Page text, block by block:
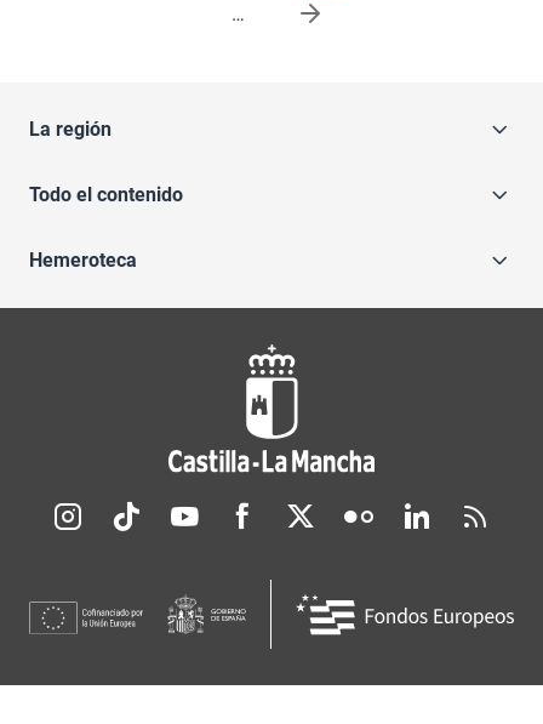
…
La región
Todo el contenido
Hemeroteca
Redes sociales JCCM